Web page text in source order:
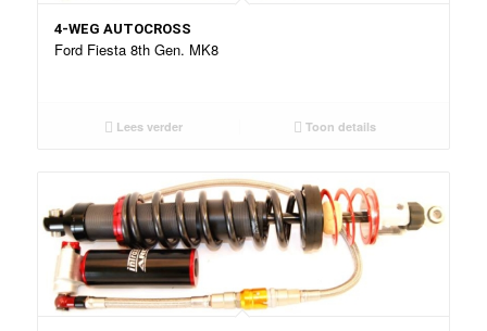
4-WEG AUTOCROSS
Ford Fiesta 8th Gen. MK8
Lees verder Toon details